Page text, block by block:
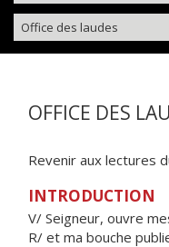
Office des laudes
OFFICE DES
Revenir aux lectures
INTRODUCTION
V/ Seigneur, ouvre
R/ et ma bouche